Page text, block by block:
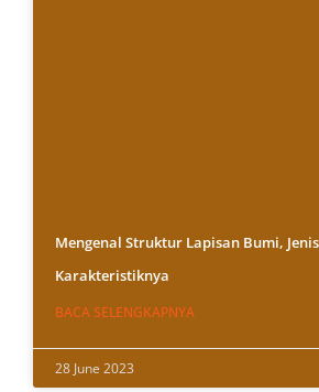
Mengenal Struktur Lapisan Bumi,
Karakteristiknya
BACA SELENGKAPNYA
28 June 2023